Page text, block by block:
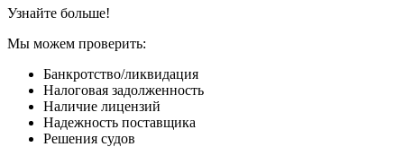
Узнайте больше!
Мы можем проверить:
Банкротство/ликвидация
Налоговая задолженность
Наличие лицензий
Надежность поставщика
Решения судов